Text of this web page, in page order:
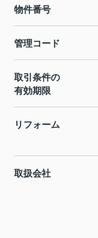
物件番号
管理コード
取引条件の
有効期限
リフォーム
取扱会社